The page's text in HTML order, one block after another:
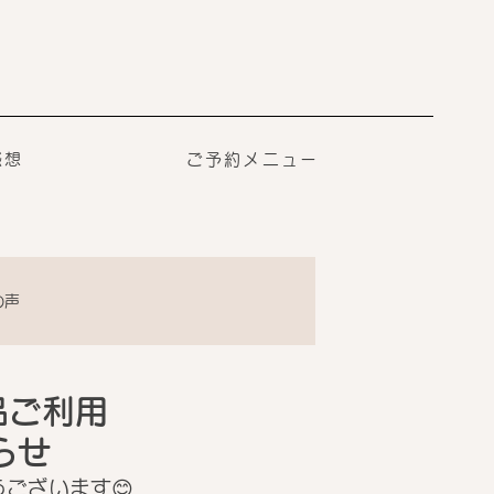
ご予約メニュー
声
利用
せ
ざいます😊